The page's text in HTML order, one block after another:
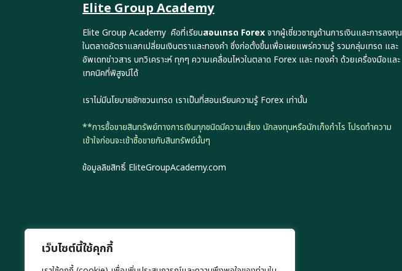
เว็บไซต์นี้ใช้คุกกี้
Elite Group Academy
Elite Group Academy คือที่เรียนสอนเทรด Forexจากผู้เชี่ยวชาญด้านการเงินและการลงทุน
ในตลาดอัตราแลกเปลี่ยนเงินตราและทองคำ ซึ่งก่อตั้งขึ้นเพื่อเผยแพร่ความรู้ รวมกลุ่มเทรด และ
อัพเดทข่าวสาร บทวิเคราะห์ ทุกๆ ความเคลื่อนไหวในตลาด Forex และ ทองคำ ด้วยเครื่องมือและ
เทคนิคที่พิสูจน์ได้
เราไม่มีนโยบายชักชวนเทรด เราเป็นที่สอนเรียนความรู้ Forex เท่านั้น
**การซื้อขายสินทรัพย์ทางการเงินทุกชนิดมีความเสี่ยง นักลงทุนหรือนักเก็งกำไร โปรดทำความ
เข้าใจก่อนจะเข้าซื้อขายกับสินทรัพย์นั้นๆ
ข้อมูลลิขสิทธิ์ EliteGroupAcademy.com